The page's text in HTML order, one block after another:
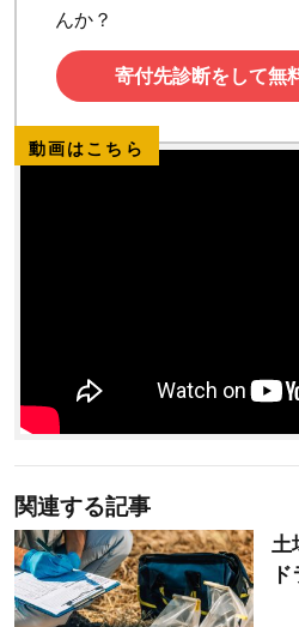
んか？
寄付先診断をして
動画はこちら
関連する記事
土